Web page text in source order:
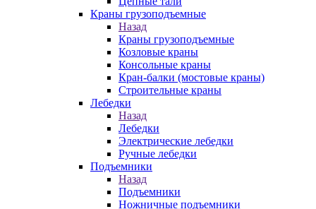
Краны грузоподъемные
Назад
Краны грузоподъемные
Козловые краны
Консольные краны
Кран-балки (мостовые краны)
Строительные краны
Лебедки
Назад
Лебедки
Электрические лебедки
Ручные лебедки
Подъемники
Назад
Подъемники
Ножничные подъемники